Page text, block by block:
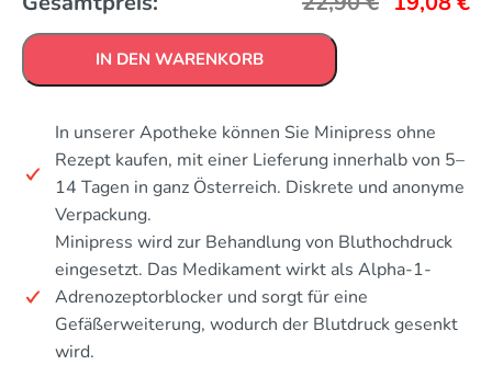
IN DEN WARENKORB
In unserer Apotheke können Sie Minipress ohne
Rezept kaufen, mit einer Lieferung innerhalb von 5–
14 Tagen in ganz Österreich. Diskrete und anonyme
Verpackung.
Minipress wird zur Behandlung von Bluthochdruck
eingesetzt. Das Medikament wirkt als Alpha-1-
Adrenozeptorblocker und sorgt für eine
Gefäßerweiterung, wodurch der Blutdruck gesenkt
wird.